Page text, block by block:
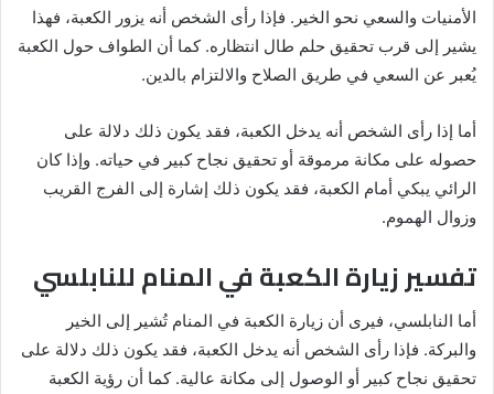
الأمنيات والسعي نحو الخير. فإذا رأى الشخص أنه يزور الكعبة، فهذا
يشير إلى قرب تحقيق حلم طال انتظاره. كما أن الطواف حول الكعبة
يُعبر عن السعي في طريق الصلاح والالتزام بالدين.
أما إذا رأى الشخص أنه يدخل الكعبة، فقد يكون ذلك دلالة على
حصوله على مكانة مرموقة أو تحقيق نجاح كبير في حياته. وإذا كان
الرائي يبكي أمام الكعبة، فقد يكون ذلك إشارة إلى الفرج القريب
وزوال الهموم.
تفسير زيارة الكعبة في المنام للنابلسي
أما النابلسي، فيرى أن زيارة الكعبة في المنام تُشير إلى الخير
والبركة. فإذا رأى الشخص أنه يدخل الكعبة، فقد يكون ذلك دلالة على
تحقيق نجاح كبير أو الوصول إلى مكانة عالية. كما أن رؤية الكعبة